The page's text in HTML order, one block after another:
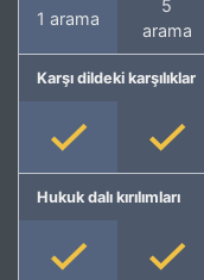
1 arama
5
arama
Karşı dildeki karşılıklar
Hukuk dalı kırılımları